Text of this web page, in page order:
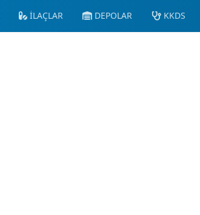
İLAÇLAR DEPOLAR KKDS